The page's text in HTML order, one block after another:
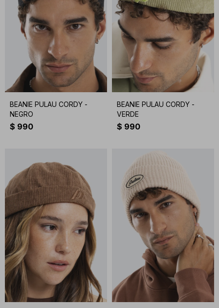
BEANIE PULAU CORDY -
NEGRO
$ 990
BEANIE PULAU CORDY -
VERDE
$ 990